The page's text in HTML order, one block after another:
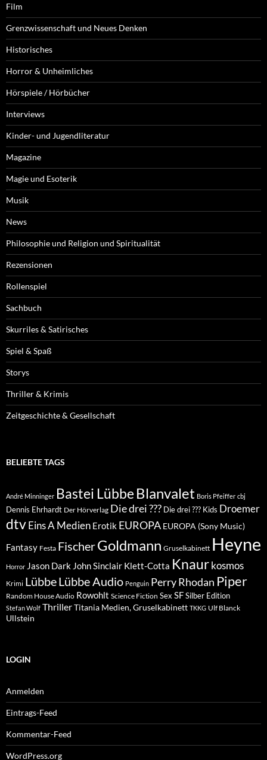
Film
Grenzwissenschaft und Neues Denken
Historisches
Horror & Unheimliches
Hörspiele / Hörbücher
Interviews
Kinder- und Jugendliteratur
Magazine
Magie und Esoterik
Musik
News
Philosophie und Religion und Spiritualität
Rezensionen
Rollenspiel
Sachbuch
Skurriles & Satirisches
Spiel & Spaß
Storys
Thriller & Krimis
Zeitgeschichte & Gesellschaft
BELIEBTE TAGS
André Minninger Bastei Lübbe Blanvalet Boris Pfeiffer cbj
Dennis Ehrhardt Der Hörverlag Die drei ??? Die drei ??? Kids Droemer
dtvEins A Medien Erotik EUROPA EUROPA (Sony Music)
Fantasy Festa FischerGoldmann Gruselkabinett Heyne
Horror Jason Dark John Sinclair Klett-Cotta Knaur kosmos
Krimi LübbeLübbe Audio Penguin Perry Rhodan Piper
Random House Audio Rowohlt Science Fiction Sex SFSilber Edition
Stefan Wolf ThrillerTitania Medien, Gruselkabinett TKKG Ulf Blanck
Ullstein
LOGIN
Anmelden
Eintrags-Feed
Kommentar-Feed
WordPress.org